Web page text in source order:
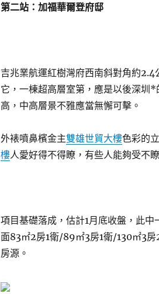
第二站：加福華爾登府邸
吉兆業航運紅樹灣府西南斜對角約
它，一棟超高層室第，應是以後深圳
高，中高層景不雅應當無懈可擊。
外裱噴鼻檳金主雙雄世貿大樓色彩的
樓人愛好得不得瞭，有些人能夠受不瞭
項目基礎落成，估計1月底收盤，此
面83㎡2房1衛/89㎡3房1衛/130㎡3
房源。